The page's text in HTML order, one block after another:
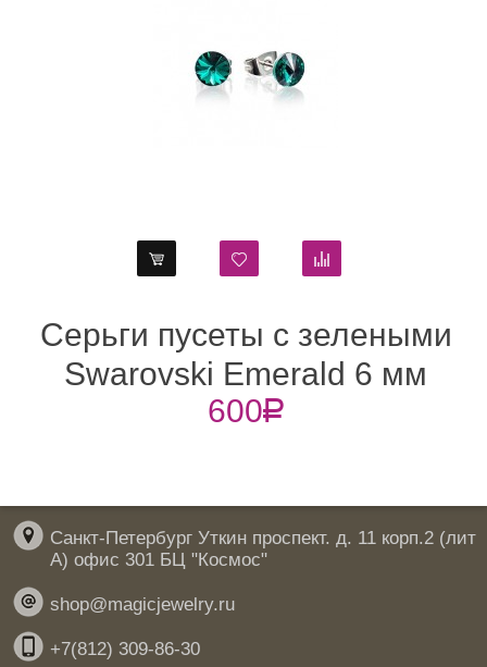
с
Серьги пусеты с
Swarovski Emerald 6
600
Санкт-Петербург Уткин проспект. д. 11 корп.2 (лит
А) офис 301 БЦ "Космос"
shop@magicjewelry.ru
+7(812) 309-86-30